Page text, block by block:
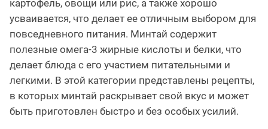
картофель, овощи или рис, а также хорошо
усваивается, что делает ее отличным выбором для
повседневного питания. Минтай содержит
полезные омега-3 жирные кислоты и белки, что
делает блюда с его участием питательными и
легкими. В этой категории представлены рецепты,
в которых минтай раскрывает свой вкус и может
быть приготовлен быстро и без особых усилий.